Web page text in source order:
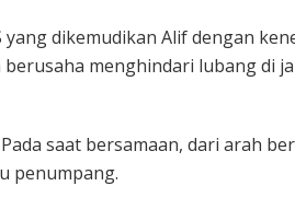
dikemudikan Alif dengan
menghindari lubang di
saat bersamaan, dari arah
penumpang.